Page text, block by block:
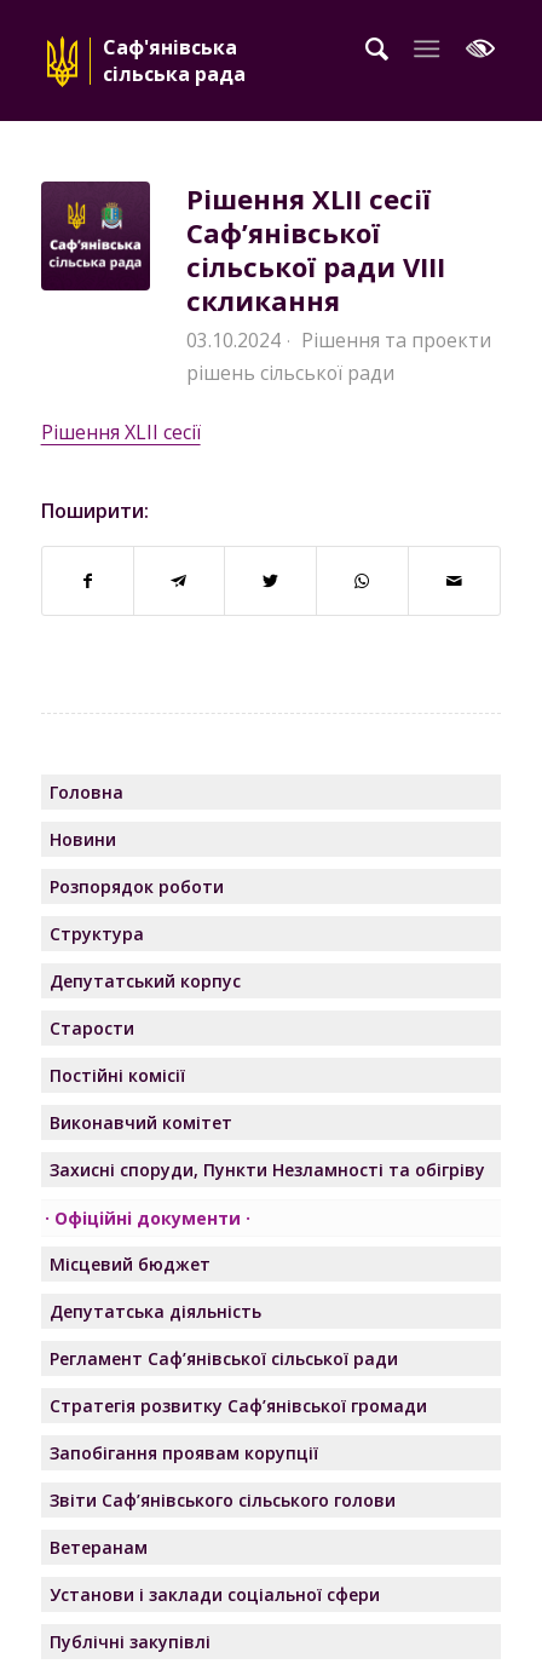
Саф'янівська
сільська рада
Рішення XLII сесії
Саф’янівської
сільської ради VIII
скликання
03.10.2024 · Рішення та проекти
рішень сільської ради
Рішення XLII сесії
Поширити:
Головна
Новини
Розпорядок роботи
Структура
Депутатський корпус
Старости
Постійні комісії
Виконавчий комітет
Захисні споруди, Пункти Незламності та обігріву
Офіційні документи
Місцевий бюджет
Депутатська діяльність
Регламент Саф’янівської сільської ради
Стратегія розвитку Саф’янівської громади
Запобігання проявам корупції
Звіти Саф’янівського сільського голови
Ветеранам
Установи і заклади соціальної сфери
Публічні закупівлі